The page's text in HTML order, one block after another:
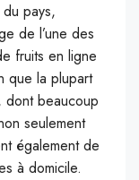
pays,
de l’une des
fruits en ligne
que la plupart
dont beaucoup
seulement
également de
à domicile.